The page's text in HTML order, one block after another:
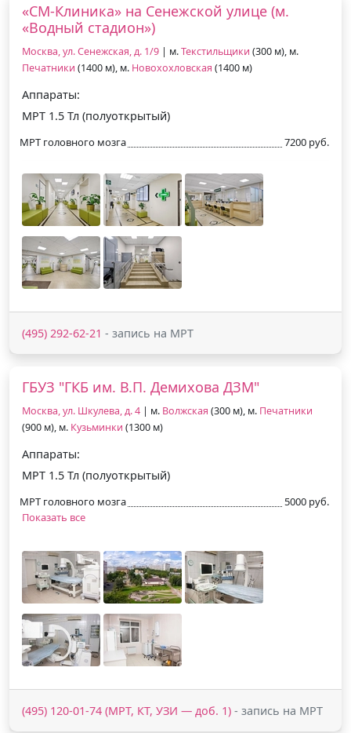
«СМ-Клиника» на Сенежской улице (м.
«Водный стадион»)
Москва, ул. Сенежская, д. 1/9 | м.Текстильщики (300 м), м.
Печатники (1400 м), м. Новохохловская (1400 м)
Аппараты:
МРТ 1.5 Тл (полуоткрытый)
МРТ головного мозга 7200 руб.
(495) 292-62-21 - запись на МРТ
ГБУЗ "ГКБ им. В.П. Демихова ДЗМ"
Москва, ул. Шкулева, д. 4 | м. Волжская (300 м), м. Печатники
(900 м), м. Кузьминки (1300 м)
Аппараты:
МРТ 1.5 Тл (полуоткрытый)
МРТ головного мозга
5000 руб.
Показать все
(495) 120-01-74 (МРТ, КТ, УЗИ — доб. 1) - запись на МРТ